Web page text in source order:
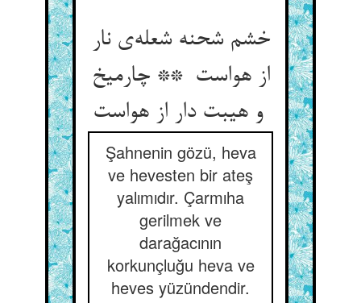
خشم شحنه شعله‌ی نار
از هواست ** چارمیخ
و هیبت دار از هواست
Şahnenin gözü, heva
ve hevesten bir ateş
yalımıdır. Çarmıha
gerilmek ve
darağacının
korkunçluğu heva ve
heves yüzündendir.